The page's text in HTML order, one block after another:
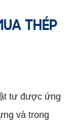
THÉP
tư được ứng
và trong